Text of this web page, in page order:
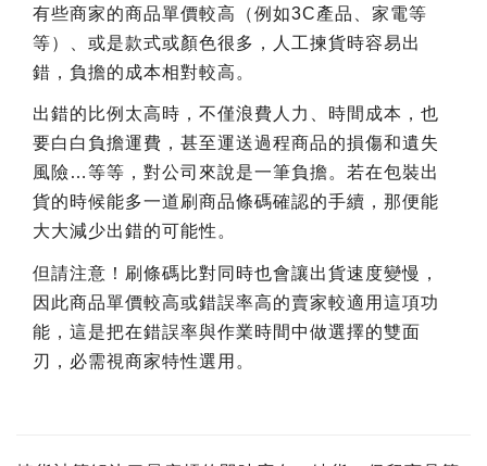
有些商家的商品單價較高（例如3C產品、家電等
等）、或是款式或顏色很多，人工揀貨時容易出
錯，負擔的成本相對較高。
出錯的比例太高時，不僅浪費人力、時間成本，也
要白白負擔運費，甚至運送過程商品的損傷和遺失
風險…等等，對公司來說是一筆負擔。若在包裝出
貨的時候能多一道刷商品條碼確認的手續，那便能
大大減少出錯的可能性。
但請注意！刷條碼比對同時也會讓出貨速度變慢，
因此商品單價較高或錯誤率高的賣家較適用這項功
能，這是把在錯誤率與作業時間中做選擇的雙面
刃，必需視商家特性選用。